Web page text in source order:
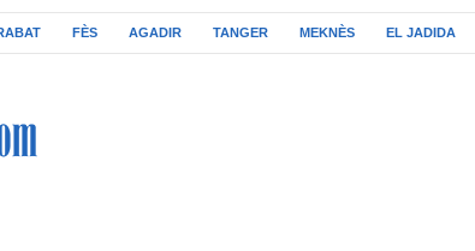
FÈS AGADIR TANGER MEKNÈS EL JADIDA